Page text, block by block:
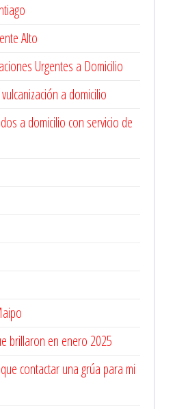
Alto
Urgentes a Domicilio
a domicilio
a domicilio con servicio de
brillaron en enero 2025
contactar una grúa para mi